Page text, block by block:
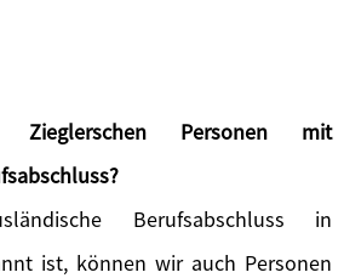
Zieglerschen Personen mit
Berufsabschluss in
ist, können wir auch Personen